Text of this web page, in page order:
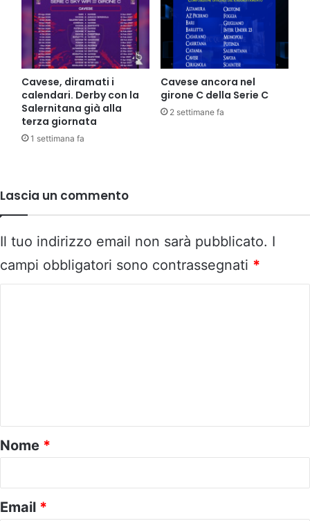
Cavese, diramati i
calendari. Derby con la
Salernitana già alla
terza giornata
1 settimana fa
Cavese ancora nel
girone C della Serie C
2 settimane fa
Lascia un commento
Il tuo indirizzo email non sarà pubblicato. I
campi obbligatori sono contrassegnati *
o
*
Nome *
Email *